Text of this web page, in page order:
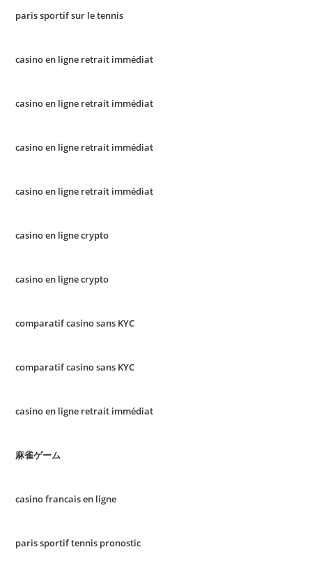
paris sportif sur le tennis
casino en ligne retrait immédiat
casino en ligne retrait immédiat
casino en ligne retrait immédiat
casino en ligne retrait immédiat
casino en ligne crypto
casino en ligne crypto
comparatif casino sans KYC
comparatif casino sans KYC
casino en ligne retrait immédiat
麻雀ゲーム
casino francais en ligne
paris sportif tennis pronostic